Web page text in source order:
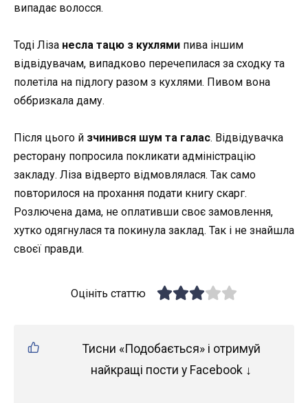
випадає волосся.
Тоді Ліза несла тацю з кухлями пива іншим
відвідувачам, випадково перечепилася за сходку та
полетіла на підлогу разом з кухлями. Пивом вона
оббризкала даму.
Після цього й зчинився шум та галас. Відвідувачка
ресторану попросила покликати адміністрацію
закладу. Ліза відверто відмовлялася. Так само
повторилося на прохання подати книгу скарг.
Розлючена дама, не оплативши своє замовлення,
хутко одягнулася та покинула заклад. Так і не знайшла
своєї правди.
Оцініть статтю
Тисни «Подобається» і отримуй
найкращі пости у Facebook ↓